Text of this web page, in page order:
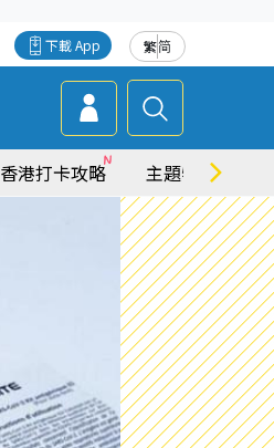
繁简
下載 App
香港打卡攻略 主題特集